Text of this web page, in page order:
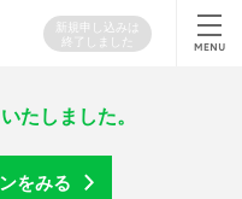
新規申し込みは
終了しました
たしました。
をみる